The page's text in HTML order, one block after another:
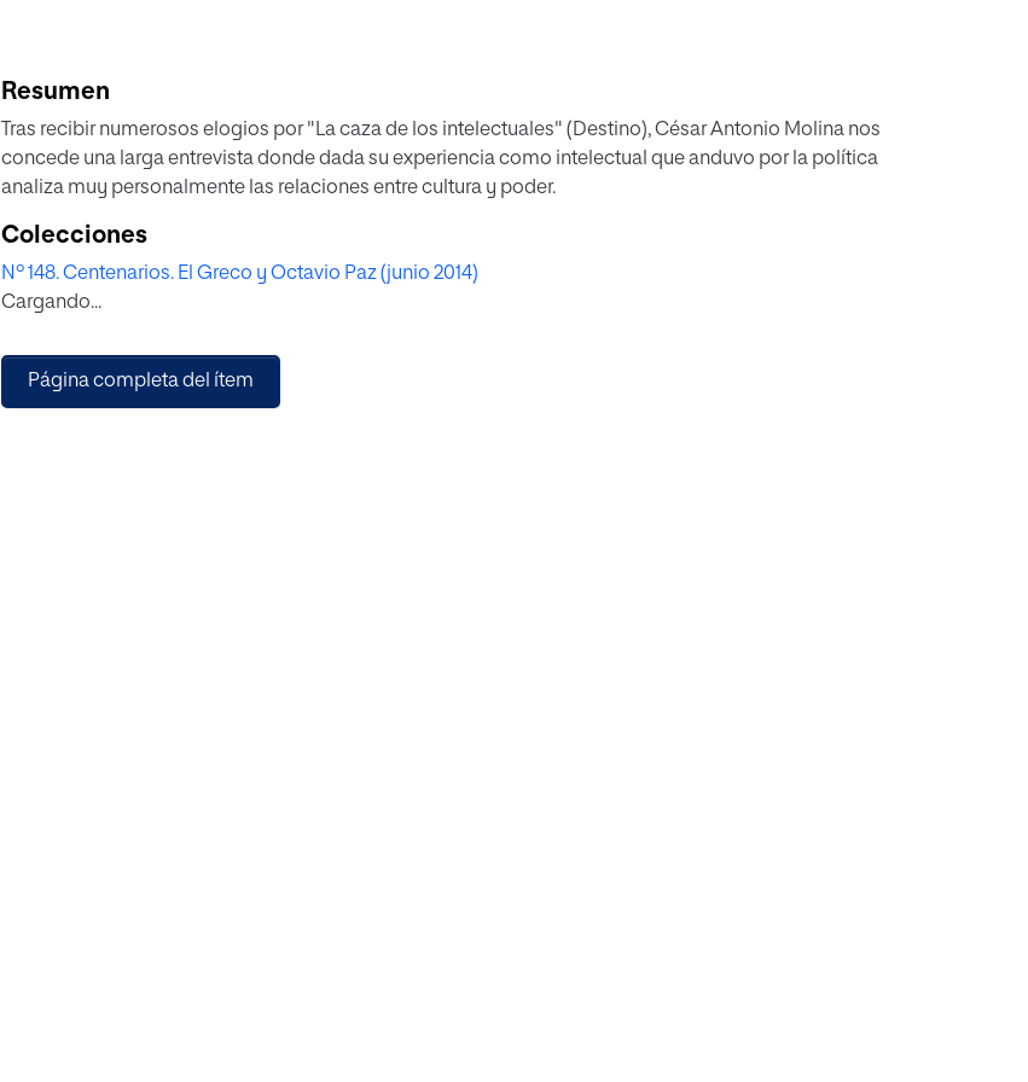
Resumen
Tras recibir numerosos elogios por "La caza de los intelectuales" (Destino), César Antonio Molina nos
concede una larga entrevista donde dada su experiencia como intelectual que anduvo por la política
analiza muy personalmente las relaciones entre cultura y poder.
Colecciones
Nº 148. Centenarios. El Greco y Octavio Paz (junio 2014)
Cargando...
Página completa del ítem